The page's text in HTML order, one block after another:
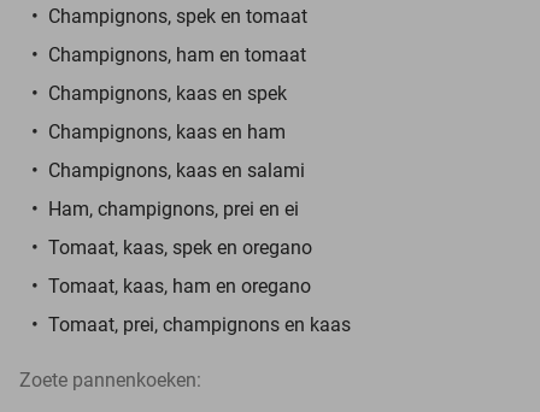
Champignons, spek en tomaat
Champignons, ham en tomaat
Champignons, kaas en spek
Champignons, kaas en ham
Champignons, kaas en salami
Ham, champignons, prei en ei
Tomaat, kaas, spek en oregano
Tomaat, kaas, ham en oregano
Tomaat, prei, champignons en kaas
Zoete pannenkoeken: